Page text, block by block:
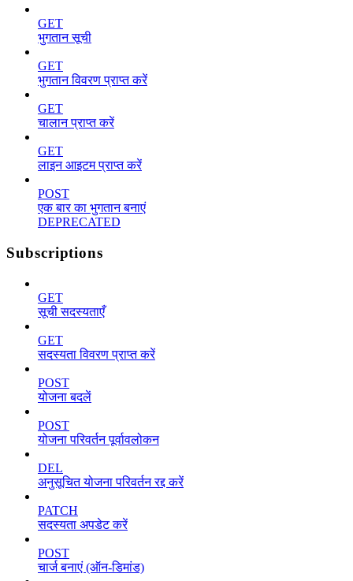
GET
भुगतान सूची
GET
भुगतान विवरण प्राप्त करें
GET
चालान प्राप्त करें
GET
लाइन आइटम प्राप्त करें
POST
एक बार का भुगतान बनाएं
DEPRECATED
Subscriptions
GET
सूची सदस्यताएँ
GET
सदस्यता विवरण प्राप्त करें
POST
योजना बदलें
POST
योजना परिवर्तन पूर्वावलोकन
DEL
अनुसूचित योजना परिवर्तन रद्द करें
PATCH
सदस्यता अपडेट करें
POST
चार्ज बनाएं (ऑन-डिमांड)